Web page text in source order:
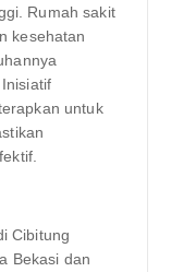
Rumah sakit
kesehatan
untuk
Cibitung
Bekasi dan